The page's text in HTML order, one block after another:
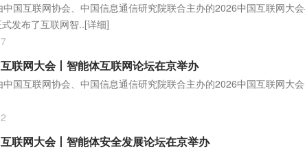
中国互联网协会、中国信息通信研究院联合主办的2026中国互联网
发布了互联网智..[详细]
联网大会丨智能体互联网论坛在京举办
国互联网协会、中国信息通信研究院联合主办的2026中国互联网大会
联网大会丨智能体安全发展论坛在京举办